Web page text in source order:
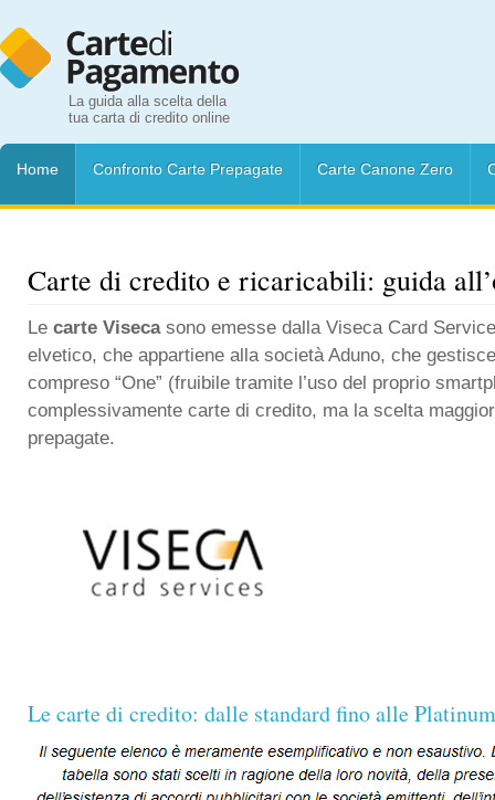
La guida alla scelta della
tua carta di credito online
Home Confronto Carte Prepagate Carte Canone Zero
Carte di credito e ricaricabili: guida
Le carte Visecasono emesse dalla Viseca Card
elvetico, che appartiene alla società Aduno, che
compreso “One” (fruibile tramite l’uso del proprio
complessivamente carte di credito, ma la scelta
prepagate.
Le carte di credito: dalle standard fino alle Platinum